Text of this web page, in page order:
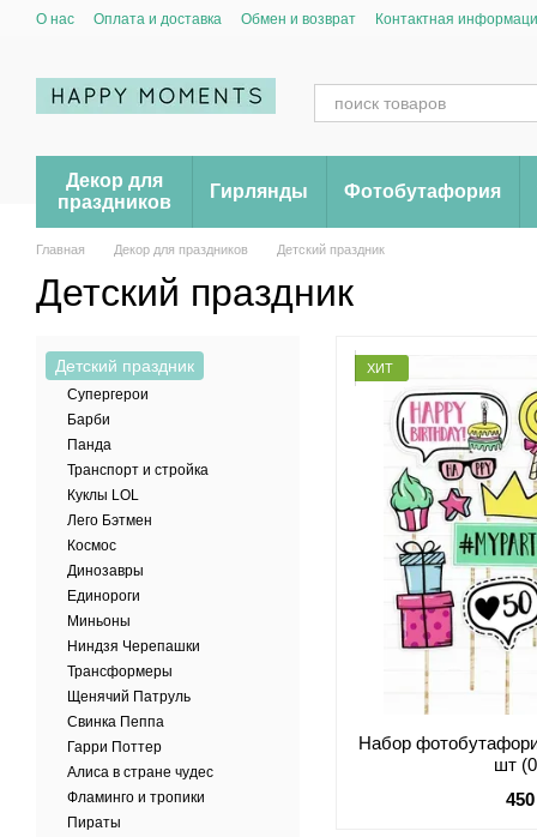
Перейти к основному контенту
О нас Оплата и доставка Обмен и возврат Контактная
Декор для
праздников
Гирлянды Фотобутафория
Главная Декор для праздников Детский праздник
Детский праздник
ХИТ
Набор
шт
Детский праздник
Супергерои
Барби
Панда
Транспорт и стройка
Куклы LOL
Лего Бэтмен
Космос
Динозавры
Единороги
Миньоны
Ниндзя Черепашки
Трансформеры
Щенячий Патруль
Свинка Пеппа
Гарри Поттер
Алиса в стране чудес
Фламинго и тропики
Пираты